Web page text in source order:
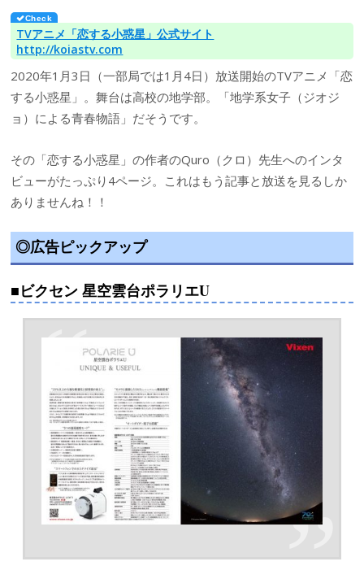
TVアニメ「恋する小惑星」公式サイト
http://koiastv.com
2020年1月3日（一部局では1月4日）放送開始のTVアニメ「恋
する小惑星」。舞台は高校の地学部。「地学系女子（ジオジ
ョ）による青春物語」だそうです。
その「恋する小惑星」の作者のQuro（クロ）先生へのインタ
ビューがたっぷり4ページ。これはもう記事と放送を見るしか
ありませんね！！
◎広告ピックアップ
■ビクセン 星空雲台ポラリエU